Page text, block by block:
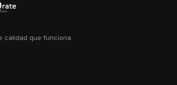
calidad que funciona